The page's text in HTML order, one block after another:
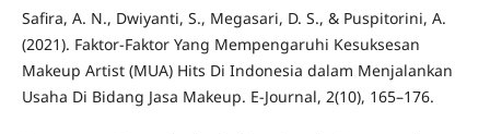
Safira, A. N., Dwiyanti, S., Megasari, D. S., & Puspitorini, A.
(2021). Faktor-Faktor Yang Mempengaruhi Kesuksesan
Makeup Artist (MUA) Hits Di Indonesia dalam Menjalankan
Usaha Di Bidang Jasa Makeup. E-Journal, 2(10), 165–176.